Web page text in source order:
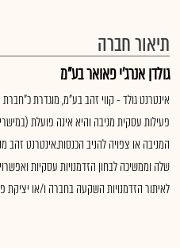
תיאור חברה
גולדן אנרג'י פאואר בע"מ
אינטרנט גולד - קווי זהב בע"מ, מוגדרת
פעילות עסקית מניבה והיא אינה פועלת
המניבה או צפויה להניב הכנסות.אינטרנט
שלה וממשיכה לבחון הזדמנויות עסקיות
לאיתור הזדמנויות השקעה בחברה ו/או יציקת